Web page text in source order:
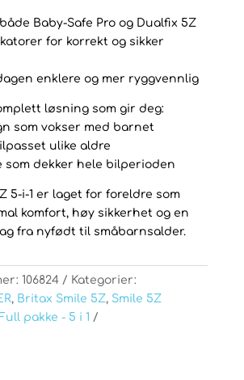
Baby-Safe Pro og Dualfix 5Z
for korrekt og sikker
enklere og mer ryggvennlig
løsning som gir deg:
som vokser med barnet
ulike aldre
som dekker hele bilperioden
5-i-1 er laget for foreldre som
komfort, høy sikkerhet og en
fra nyfødt til småbarnsalder.
106824
Kategorier:
, Britax Smile 5Z, Smile 5Z
pakke - 5 i 1